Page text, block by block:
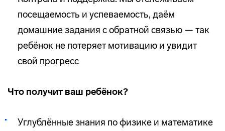
посещаемость и успеваемость, даём
домашние задания с обратной связью — так
ребёнок не потеряет мотивацию и увидит
свой прогресс
Что получит ваш ребёнок?
Углублённые знания по физике и математике